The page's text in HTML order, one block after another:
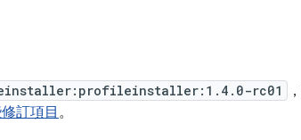
rc01
訂項目 。